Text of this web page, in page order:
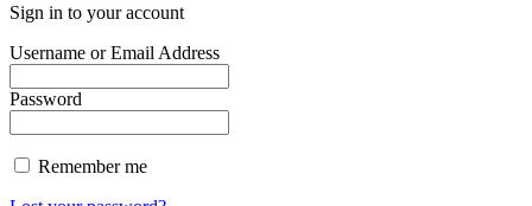
Sign in to your account
Username or Email Address
Password
Remember me